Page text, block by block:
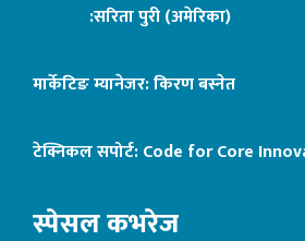
:सरिता पुरी (अमेरिका)
मार्केटिङ म्यानेजर: किरण बस्नेत
टेक्निकल सपोर्ट:Code for Core
स्पेसल कभरेज